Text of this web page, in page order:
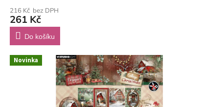
216 Kč bez DPH
261 Kč
Do košíku
Novinka